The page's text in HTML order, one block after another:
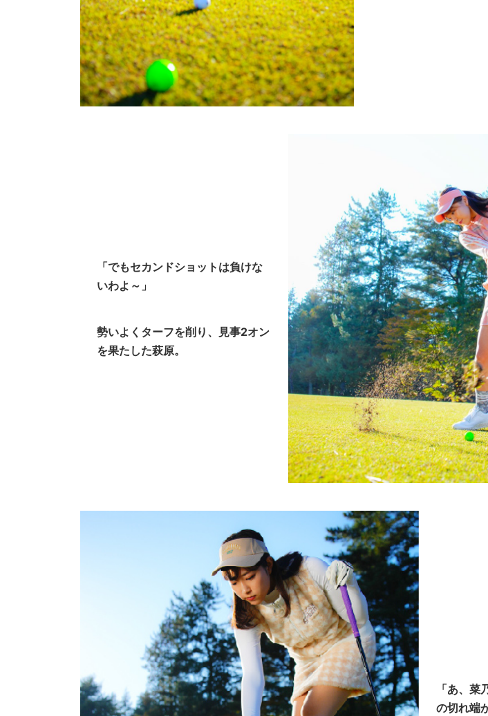
「でもセカンドショットは負けな
いわよ～」
勢いよくターフを削り、見事2オン
を果たした萩原。
「あ、
の切れ端